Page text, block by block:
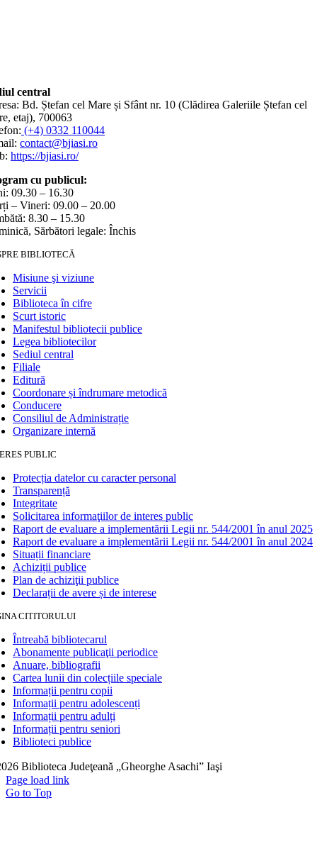
central
Bd. Ștefan cel Mare și Sfânt nr. 10 (Clădirea Galeriile Ștefan cel
etaj), 700063
(+4) 0332 110044
contact@bjiasi.ro
https://bjiasi.ro/
cu publicul:
09.30 – 16.30
– Vineri: 09.00 – 20.00
8.30 – 15.30
Sărbători legale: Închis
BIBLIOTECĂ
Misiune şi viziune
Servicii
Biblioteca în cifre
Scurt istoric
Manifestul bibliotecii publice
Legea bibliotecilor
Sediul central
Filiale
Editură
Coordonare și îndrumare metodică
Conducere
Consiliul de Administrație
Organizare internă
PUBLIC
Protecția datelor cu caracter personal
Transparență
Integritate
Solicitarea informaţiilor de interes public
Raport de evaluare a implementării Legii nr. 544/2001 în anul 2025
Raport de evaluare a implementării Legii nr. 544/2001 în anul 2024
Situații financiare
Achiziții publice
Plan de achiziţii publice
Declarații de avere și de interese
CITITORULUI
Întreabă bibliotecarul
Abonamente publicaţii periodice
Anuare, bibliografii
Cartea lunii din colecțiile speciale
Informații pentru copii
Informații pentru adolescenți
Informații pentru adulți
Informații pentru seniori
Biblioteci publice
Biblioteca Judeţeană „Gheorghe Asachi” Iaşi
Page load link
Go to Top